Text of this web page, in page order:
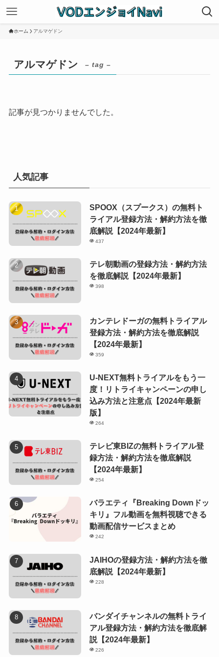
ホーム アルマゲドン
アルマゲドン – tag –
記事が見つかりませんでした。
人気記事
SPOOX（スプークス）の無料ト
ライアル登録方法・解約方法を徹
底解説【2024年最新】
437
テレ朝動画の登録方法・解約方法
を徹底解説【2024年最新】
398
カンテレドーガの無料トライアル
登録方法・解約方法を徹底解説
【2024年最新】
359
U-NEXT無料トライアルをもう一
度！リトライキャンペーンの申し
込み方法と注意点【2024年最新
版】
264
テレビ東BIZの無料トライアル登
録方法・解約方法を徹底解説
【2024年最新】
254
バラエティ『Breaking Downドッ
キリ』フル動画を無料視聴できる
動画配信サービスまとめ
242
JAIHOの登録方法・解約方法を徹
底解説【2024年最新】
228
バンダイチャンネルの無料トライ
アル登録方法・解約方法を徹底解
説【2024年最新】
226